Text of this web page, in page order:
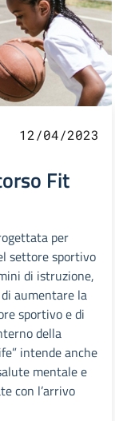
12/04/2023
Fit
per
settore sportivo
di istruzione,
aumentare la
sportivo e di
della
intende anche
mentale e
con l’arrivo